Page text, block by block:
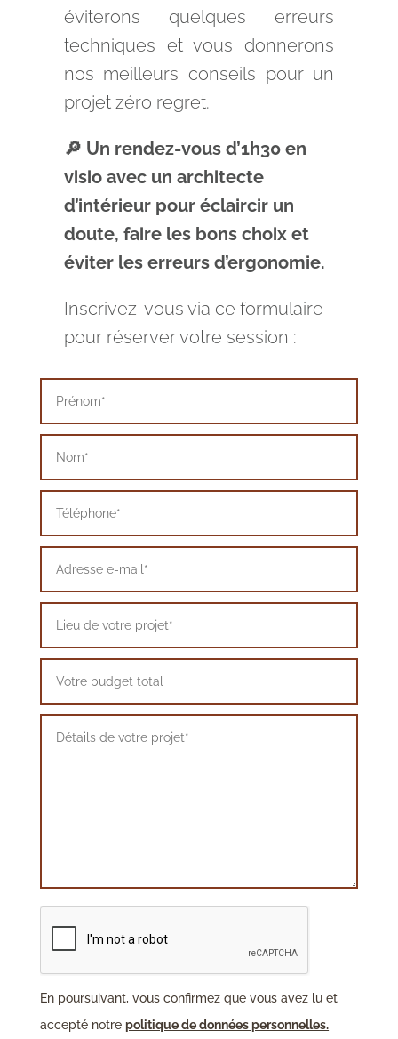
éviterons quelques erreurs
techniques et vous donnerons
nos meilleurs conseils pour un
projet zéro regret.
🔎 Un rendez-vous d’1h30 en
visio avec un architecte
d’intérieur pour éclaircir un
doute, faire les bons choix et
éviter les erreurs d’ergonomie.
Inscrivez-vous via ce formulaire
pour réserver votre session :
En poursuivant, vous confirmez que vous avez lu et
accepté notrepolitique de données personnelles.